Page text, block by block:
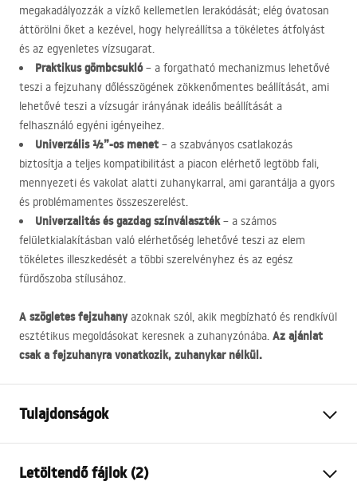
megakadályozzák a vízkő kellemetlen lerakódását; elég óvatosan
áttörölni őket a kezével, hogy helyreállítsa a tökéletes átfolyást
és az egyenletes vízsugarat.
Praktikus gömbcsukló– a forgatható mechanizmus lehetővé
teszi a fejzuhany dőlésszögének zökkenőmentes beállítását, ami
lehetővé teszi a vízsugár irányának ideális beállítását a
felhasználó egyéni igényeihez.
Univerzális ½”-os menet – a szabványos csatlakozás
biztosítja a teljes kompatibilitást a piacon elérhető legtöbb fali,
mennyezeti és vakolat alatti zuhanykarral, ami garantálja a gyors
és problémamentes összeszerelést.
Univerzalitás és gazdag színválaszték– a számos
felületkialakításban való elérhetőség lehetővé teszi az elem
tökéletes illeszkedését a többi szerelvényhez és az egész
fürdőszoba stílusához.
A szögletes fejzuhanyazoknak szól, akik megbízható és rendkívül
esztétikus megoldásokat keresnek a zuhanyzónába. Az ajánlat
csak a fejzuhanyra vonatkozik, zuhanykar nélkül.
Tulajdonságok
Anyag
Letöltendő fájlok (2)